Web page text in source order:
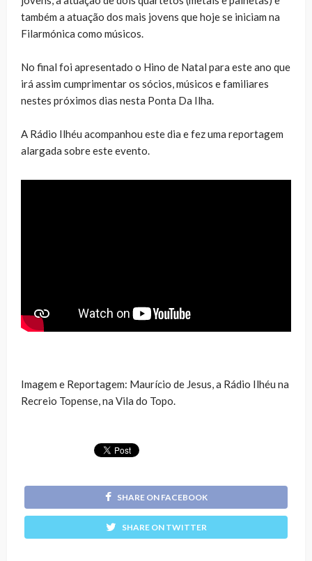
também a atuação dos mais jovens que hoje se iniciam na
Filarmónica como músicos.
No final foi apresentado o Hino de Natal para este ano que
irá assim cumprimentar os sócios, músicos e familiares
nestes próximos dias nesta Ponta Da Ilha.
A Rádio Ilhéu acompanhou este dia e fez uma reportagem
alargada sobre este evento.
Imagem e Reportagem: Maurício de Jesus, a Rádio Ilhéu na
Recreio Topense, na Vila do Topo.
SHARE ON FACEBOOK
SHARE ON TWITTER